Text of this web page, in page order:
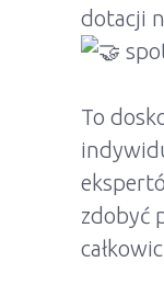
dotacji
To
zdobyć